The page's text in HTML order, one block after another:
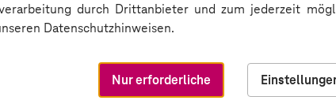
durch Drittanbieter und zum jederzeit
Datenschutzhinweisen.
Nur erforderliche